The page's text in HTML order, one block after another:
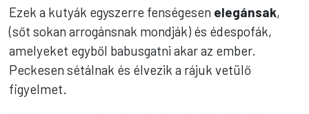
Ezek a kutyák egyszerre fenségesen elegánsak,
(sőt sokan arrogánsnak mondják) és édespofák,
amelyeket egyből babusgatni akar az ember.
Peckesen sétálnak és élvezik a rájuk vetülő
figyelmet.